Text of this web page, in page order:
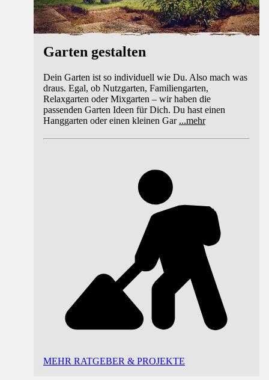
Garten gestalten
Dein Garten ist so individuell wie Du. Also mach was
draus. Egal, ob Nutzgarten, Familiengarten,
Relaxgarten oder Mixgarten – wir haben die
passenden Garten Ideen für Dich. Du hast einen
Hanggarten oder einen kleinen Gar ...mehr
MEHR RATGEBER & PROJEKTE